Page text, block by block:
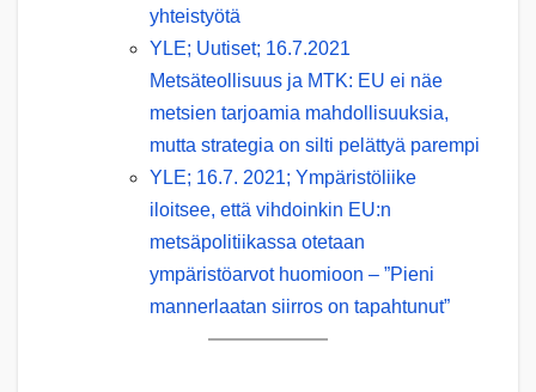
yhteistyötä
YLE; Uutiset; 16.7.2021
Metsäteollisuus ja MTK: EU ei näe
metsien tarjoamia mahdollisuuksia,
mutta strategia on silti pelättyä parempi
YLE; 16.7. 2021; Ympäristöliike
iloitsee, että vihdoinkin EU:n
metsäpolitiikassa otetaan
ympäristöarvot huomioon – ”Pieni
mannerlaatan siirros on tapahtunut”